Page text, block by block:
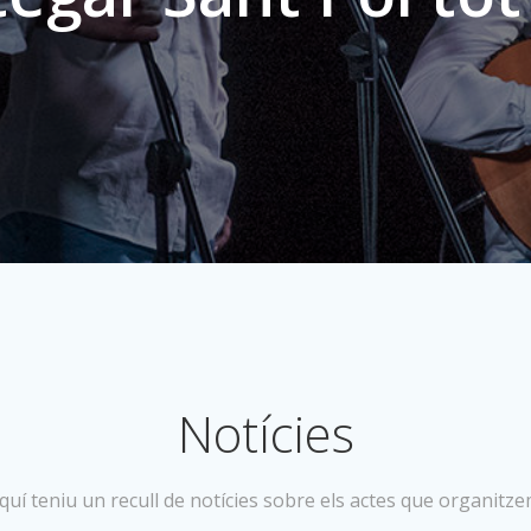
Notícies
teniu un recull de notícies sobre els actes que